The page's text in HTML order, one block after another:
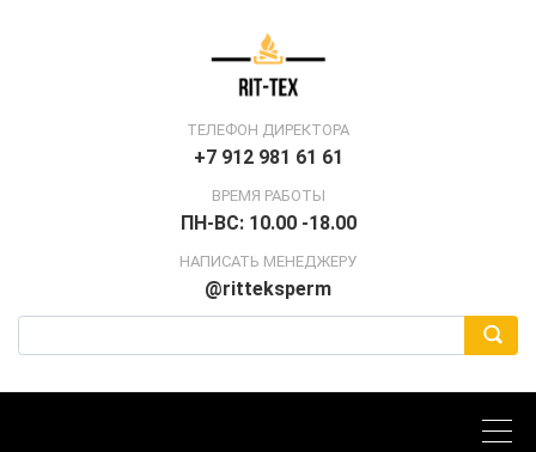
ТЕЛЕФОН ДИРЕКТОРА
+7 912 981 61 61
ВРЕМЯ РАБОТЫ
ПН-ВС: 10.00 -18.00
НАПИСАТЬ МЕНЕДЖЕРУ
@ritteksperm